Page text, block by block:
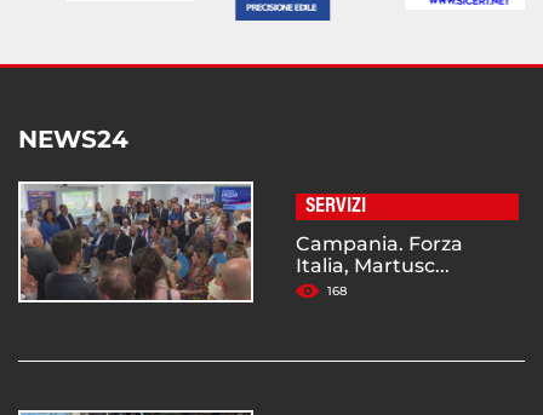
NEWS24
SERVIZI
Campania. Forza
Italia, Martusc...
168